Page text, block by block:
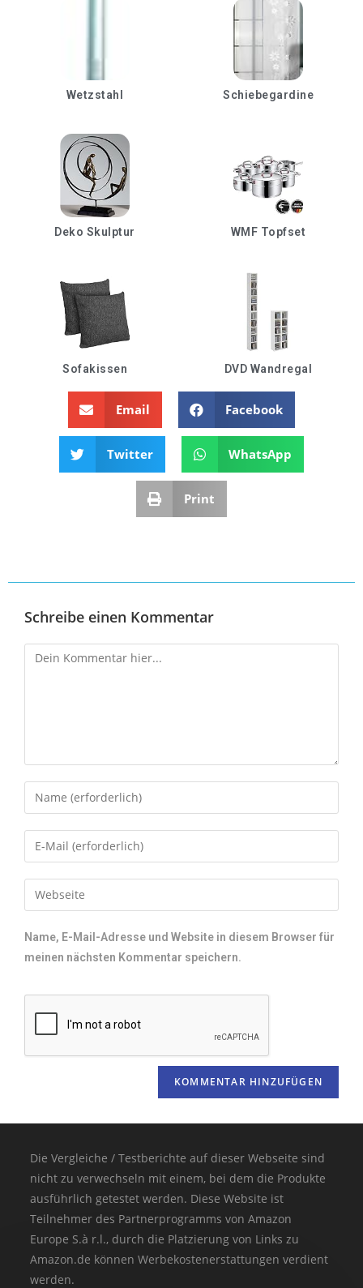
Wetzstahl Schiebegardine
Deko Skulptur WMF Topfset
Sofakissen DVD Wandregal
Email Facebook
Twitter WhatsApp
Print
Schreibe einen Kommentar
Name, E-Mail-Adresse und Website in diesem Browser für
meinen nächsten Kommentar speichern.
Die Vergleiche / Testberichte auf dieser Webseite sind
nicht zu verwechseln mit einem, bei dem die Produkte
ausführlich getestet werden. Diese Website ist
Teilnehmer des Partnerprogramms von Amazon
Europe S.à r.l., durch die Platzierung von Links zu
Amazon.de können Werbekostenerstattungen verdient
werden.